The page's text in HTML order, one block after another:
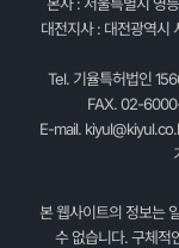
본사 : 서울특별시 영
대전지사 : 대전광역시
Tel. 기율특허법인
FAX. 02-
E-mail.
본 웹사이트의 정보는
수 없습니다. 구체적